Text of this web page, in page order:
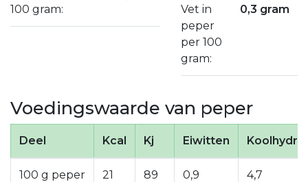
100 gram:
Vet in
peper
per 100
gram:
0,3 gram
Voedingswaarde van peper
Deel Kcal Kj Eiwitten
100 g peper 21 89 0,9 4,7